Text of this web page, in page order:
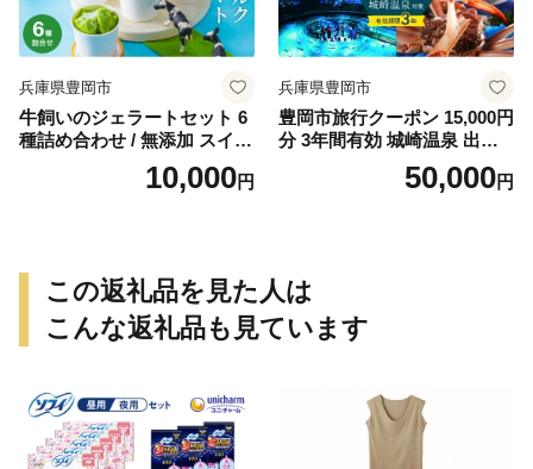
兵庫県豊岡市
牛飼いのジェラートセット 6
種詰め合わせ / 無添加 スイー
ツ ジェラート シャーベット
アイスクリーム 卵 小麦粉不
10,000円
兵庫県豊岡市
豊岡市旅行クーポン 15,000円
分 3年間有効 城崎温泉 出石
竹野 神鍋 など 宿泊施設 飲食
店 観光施設 250施設以上で使
50,000円
この返礼品を見た人は
こんな返礼品も見ています